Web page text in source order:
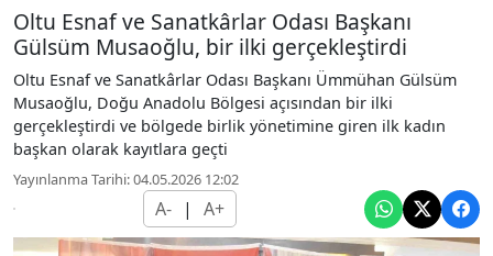
Oltu Esnaf ve Sanatkârlar Odası Başkanı
Gülsüm Musaoğlu, bir ilki gerçekleştirdi
Oltu Esnaf ve Sanatkârlar Odası Başkanı Ümmühan Gülsüm
Musaoğlu, Doğu Anadolu Bölgesi açısından bir ilki
gerçekleştirdi ve bölgede birlik yönetimine giren ilk kadın
başkan olarak kayıtlara geçti
Yayınlanma Tarihi: 04.05.2026 12:02
A- | A+